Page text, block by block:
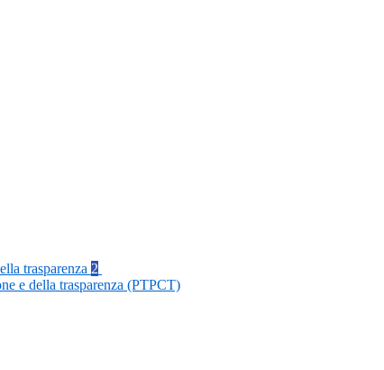
trasparenza 2
e della trasparenza (PTPCT)